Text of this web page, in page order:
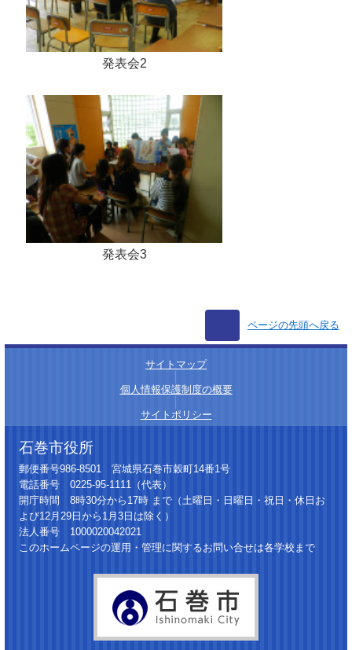
発表会2
発表会3
ページの先頭へ戻る
サイトマップ
個人情報保護制度の概要
サイトポリシー
石巻市役所
郵便番号986-8501 宮城県石巻市穀町14番1号
電話番号 0225-95-1111（代表）
開庁時間 8時30分から17時 まで（土曜日・日曜日・祝日・休日お
よび12月29日から1月3日は除く）
法人番号 1000020042021
このホームページの運用・管理に関するお問い合せは各学校まで